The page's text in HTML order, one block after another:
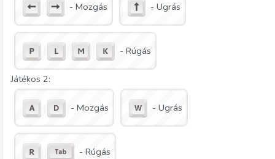
- Mozgás - Ugrás
- Rúgás
Játékos 2:
- Mozgás - Ugrás
- Rúgás